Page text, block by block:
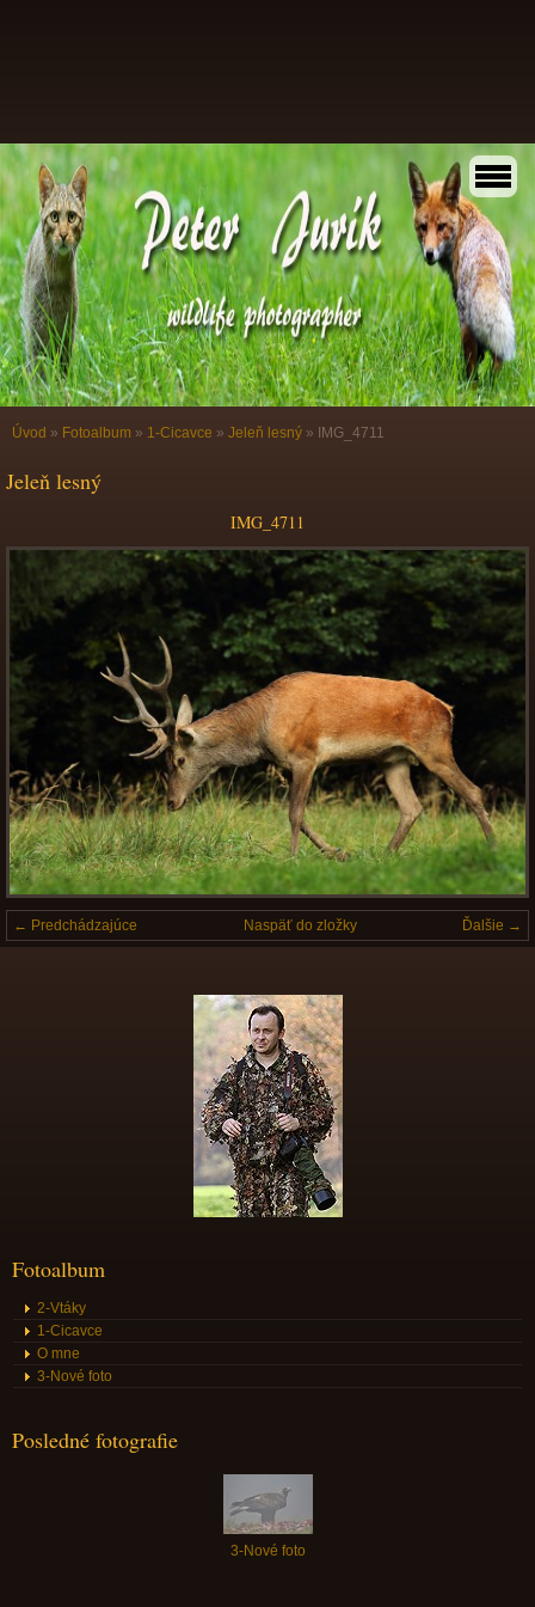
Úvod » Fotoalbum » 1-Cicavce » Jeleň lesný » IMG_4711
Jeleň lesný
IMG_4711
← Predchádzajúce Ďalšie →
Naspäť do zložky
Fotoalbum
2-Vtáky
1-Cicavce
O mne
3-Nové foto
Posledné fotografie
3-Nové foto